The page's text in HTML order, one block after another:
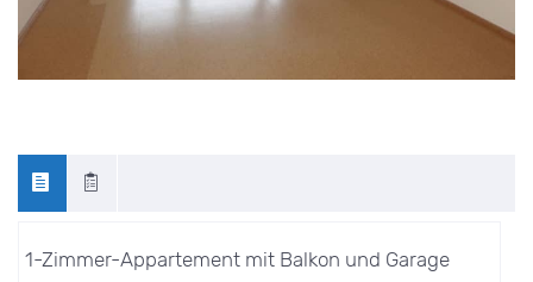
1-Zimmer-Appartement mit Balkon und Garage